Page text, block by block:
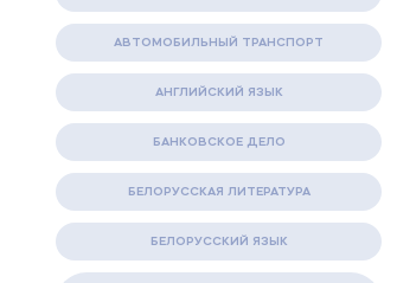
АВТОМОБИЛЬНЫЙ ТРАНСПОРТ
АНГЛИЙСКИЙ ЯЗЫК
БАНКОВСКОЕ ДЕЛО
БЕЛОРУССКАЯ ЛИТЕРАТУРА
БЕЛОРУССКИЙ ЯЗЫК